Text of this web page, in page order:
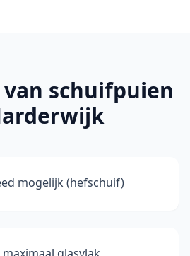
schuifpuien
mogelijk (hefschuif)